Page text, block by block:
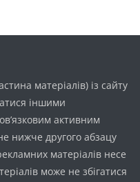
матеріалів) із сайту
іншими
активним
нижче другого абзацу
матеріалів несе
може не збігатися